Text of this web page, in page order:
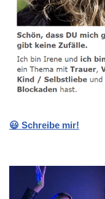
😃 Schreibe mir!